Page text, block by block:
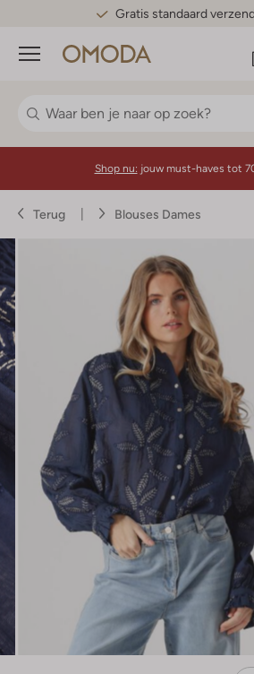
Gratis standaard
Menu
Shop nu: jouw must-haves tot
Terug Blouses Dames